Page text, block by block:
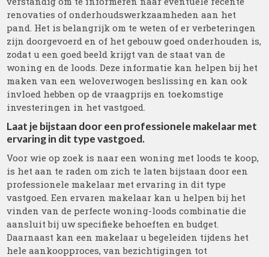
renovaties of onderhoudswerkzaamheden aan het
pand. Het is belangrijk om te weten of er verbeteringen
zijn doorgevoerd en of het gebouw goed onderhouden is,
zodat u een goed beeld krijgt van de staat van de
woning en de loods. Deze informatie kan helpen bij het
maken van een weloverwogen beslissing en kan ook
invloed hebben op de vraagprijs en toekomstige
investeringen in het vastgoed.
Laat je bijstaan door een professionele makelaar met
ervaring in dit type vastgoed.
Voor wie op zoek is naar een woning met loods te koop,
is het aan te raden om zich te laten bijstaan door een
professionele makelaar met ervaring in dit type
vastgoed. Een ervaren makelaar kan u helpen bij het
vinden van de perfecte woning-loods combinatie die
aansluit bij uw specifieke behoeften en budget.
Daarnaast kan een makelaar u begeleiden tijdens het
hele aankoopproces, van bezichtigingen tot